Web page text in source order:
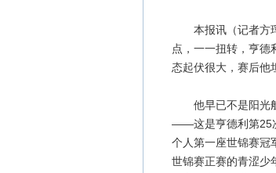
本报讯（记者方珲
点，一一扭转，亨德
态起伏很大，赛后他
他早已不是阳光般
——这是亨德利第25
个人第一座世锦赛冠
世锦赛正赛的青涩少